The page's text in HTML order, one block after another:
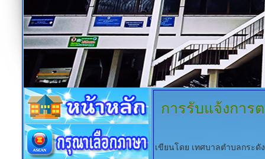
การรับแจ้งการ
เขียนโดย เทศบาลตำบลกระดั